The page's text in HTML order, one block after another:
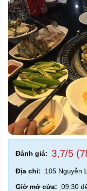
Đánh giá: 3,7/5
Địa chỉ:
105 Nguyễn
Giờ mở cửa: 09:30